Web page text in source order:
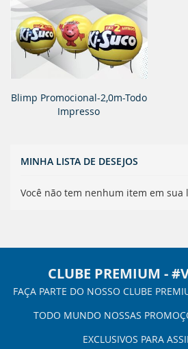
Blimp Promocional-2,0m-Todo
Impresso
MINHA LISTA DE DESEJOS
Você não tem nenhum item em sua
CLUBE PREMIUM -